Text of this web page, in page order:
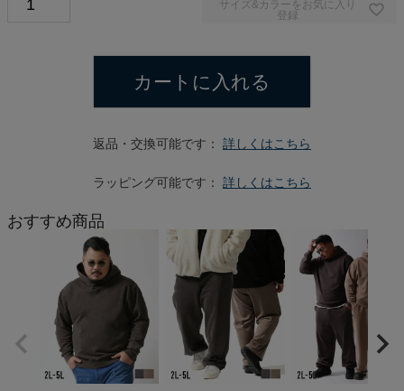
サイズ&カラーをお気に入り
登録
カートに入れる
返品・交換可能です： 詳しくはこちら
ラッピング可能です： 詳しくはこちら
おすすめ商品